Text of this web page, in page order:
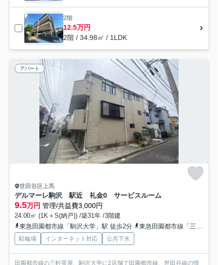
2階
12.5万円
2階 / 34.98㎡ / 1LDK
アパート
世田谷区上馬
デルマーレ駒沢 駅近 礼金0 サービスルーム
9.5万円 管理/共益費3,000円
24.00㎡ (1K＋S(納戸)) /築31年 /3階建
東急田園都市線「駒沢大学」駅 徒歩2分
東急田園都市線「三軒茶屋」駅 徒歩16分
駐輪場 インターネット対応 公共下水
田園都市線の三軒茶屋、駒沢大学に2店舗で田園都市線、世田谷線の情